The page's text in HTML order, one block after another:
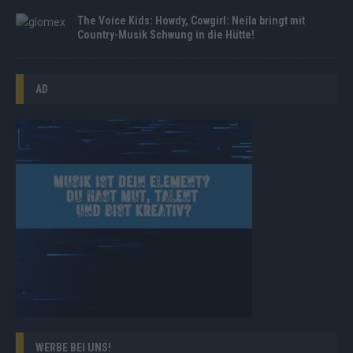
The Voice Kids: Howdy, Cowgirl: Neila bringt mit
Country-Musik Schwung in die Hütte!
AD
WERBE BEI UNS!